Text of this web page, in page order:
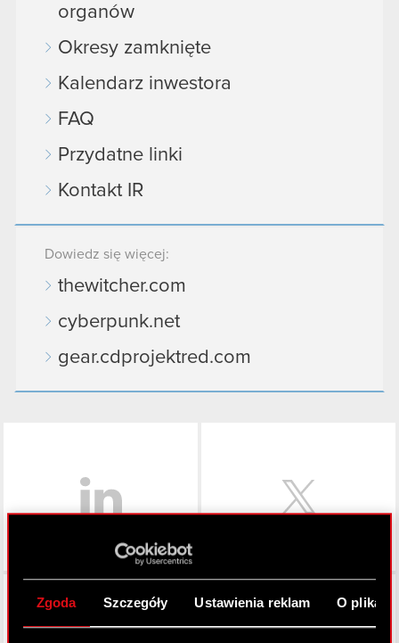
Zgoda Szczegóły Ustawienia reklam O
organów
Okresy zamknięte
Kalendarz inwestora
FAQ
Przydatne linki
Kontakt IR
Dowiedz się więcej:
thewitcher.com
cyberpunk.net
gear.cdprojektred.com